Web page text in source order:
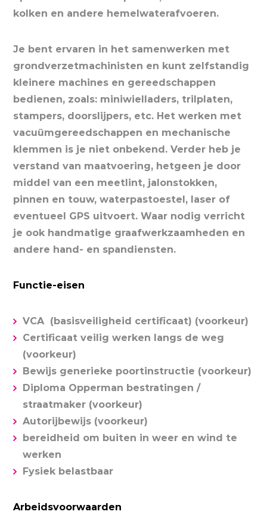
kolken en andere hemelwaterafvoeren.
Je bent ervaren in het samenwerken met
grondverzetmachinisten en kunt zelfstandig
kleinere machines en gereedschappen
bedienen, zoals: miniwielladers, trilplaten,
stampers, doorslijpers, etc. Het werken met
vacuümgereedschappen en mechanische
klemmen is je niet onbekend. Verder heb je
verstand van maatvoering, hetgeen je door
middel van een meetlint, jalonstokken,
pinnen en touw, waterpastoestel, laser of
eventueel GPS uitvoert. Waar nodig verricht
je ook handmatige graafwerkzaamheden en
andere hand- en spandiensten.
Functie-eisen
VCA (basisveiligheid certificaat) (voorkeur)
Certificaat veilig werken langs de weg
(voorkeur)
Bewijs generieke poortinstructie (voorkeur)
Diploma Opperman bestratingen /
straatmaker (voorkeur)
Autorijbewijs (voorkeur)
bereidheid om buiten in weer en wind te
werken
Fysiek belastbaar
Arbeidsvoorwaarden